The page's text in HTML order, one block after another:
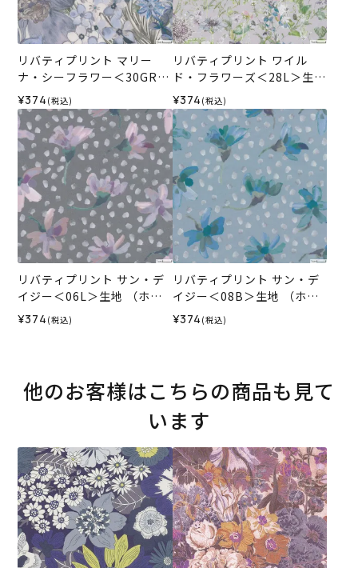
リバティプリント マリー
ナ・シーフラワー＜30GR＞
生地 （ホビーラホビーレオ
リジナル）2026SS
¥374 (税込)
リバティプリント ワイル
ド・フラワーズ＜28L＞生地
（ホビーラホビーレオリジ
ナル）2026SS
¥374 (税込)
リバティプリント サン・デ
イジー＜06L＞生地 （ホビ
ーラホビーレオリジナル）2
026SS
¥374 (税込)
リバティプリント サン・デ
イジー＜08B＞生地 （ホビ
ーラホビーレオリジナル）2
026SS
¥374 (税込)
他のお客様はこちらの商品も見て
います